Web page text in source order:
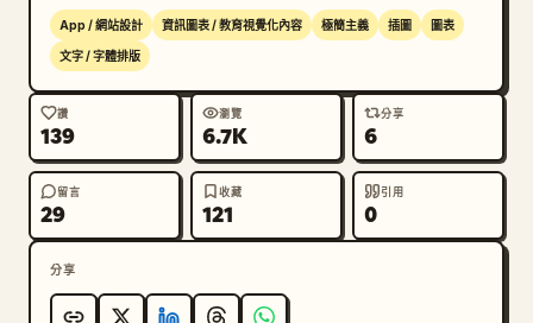
App / 網站設計 資訊圖表 / 教育視覺化內容 極簡主義 插圖 圖表
文字 / 字體排版
讚
139
瀏覽
6.7K
分享
6
留言
29
收藏
121
引用
0
分享